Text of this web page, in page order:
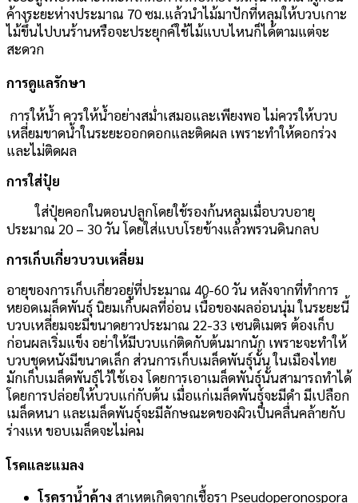
ค้างระยะห่างประมาณ 70 ซม.แล้วนำไม้มาปักที่หลุมให้บวบเกาะ
ไม้ขึ้นไปบนร้านหรือจะประยุกค์ใช้ไม้แบบไหนก็ได้ตามแต่จะ
สะดวก
การดูแลรักษา
การให้น้ำ ควรให้น้ำอย่างสม่ำเสมอและเพียงพอ ไม่ควรให้บวบ
เหลี่ยมขาดน้ำในระยะออกดอกและติดผล เพราะทำให้ดอกร่วง
และไม่ติดผล
การใส่ปุ๋ย
ใส่ปุ๋ยคอกในตอนปลูกโดยใช้รองก้นหลุมเมื่อบวบอายุ
ประมาณ 20 – 30 วัน โดยใส่แบบโรยข้างแล้วพรวนดินกลบ
การเก็บเกี่ยวบวบเหลี่ยม
อายุของการเก็บเกี่ยวอยู่ที่ประมาณ 40-60 วัน หลังจากที่ทำการ
หยอดเมล็ดพันธุ์ นิยมเก็บผลที่อ่อน เนื้อของผลอ่อนนุ่ม ในระยะนี้
บวบเหลี่ยมจะมีขนาดยาวประมาณ 22-33 เซนติเมตร ต้องเก็บ
ก่อนผลเริ่มแข็ง อย่าให้มีบวบแก่ติดกับต้นมากนัก เพราะจะทำให้
บวบชุดหนังมีขนาดเล็ก ส่วนการเก็บเมล็ดพันธุ์นั้น ในเมืองไทย
มักเก็บเมล็ดพันธุ์ไว้ใช้เอง โดยการเอาเมล็ดพันธุ์นั้นสามารถทำได้
โดยการปล่อยให้บวบแก่กับต้น เมื่อแก่เมล็ดพันธุ์จะมีดำ มีเปลือก
เมล็ดหนา และเมล็ดพันธุ์จะมีลักษณะดของผิวเป็นคลื่นคล้ายกับ
ร่างแห ขอบเมล็ดจะไม่คม
โรคและแมลง
โรคราน้ำค้าง สาเหตุเกิดจากเชื้อรา Pseudoperonospora